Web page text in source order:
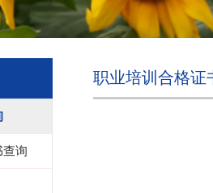
查询
职业培训合格证